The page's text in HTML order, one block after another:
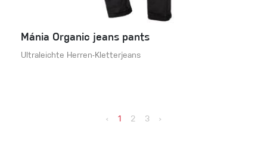
Mánia Organic jeans pants
Ultraleichte Herren-Kletterjeans
‹ 1 2 3 ›